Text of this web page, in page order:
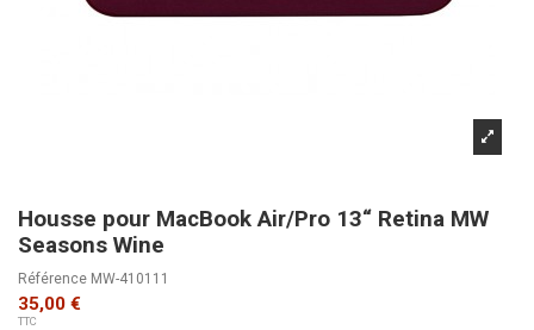
Housse pour MacBook Air/Pro 13“ Retina MW
Seasons Wine
Référence MW-410111
35,00 €
TTC